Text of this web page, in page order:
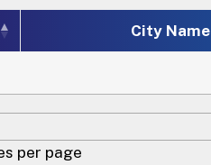
City Name
per page